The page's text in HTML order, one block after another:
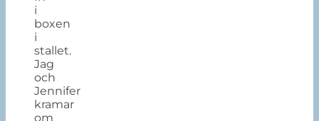
i
boxen
i
stallet.
Jag
och
Jennifer
kramar
om